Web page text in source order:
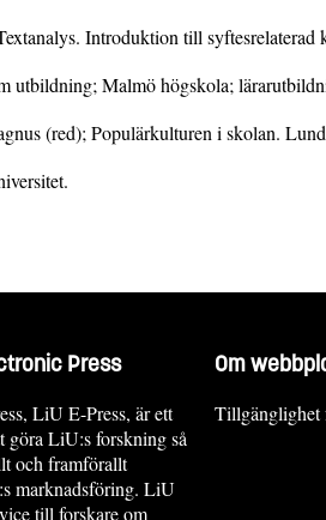
Introduktion till
utbildning; Malmö högskola;
(red); Populärkulturen i skolan.
Press
LiU E-Press, är ett
göra LiU:s forskning så
och framförallt
marknadsföring. LiU
till forskare om
Om
Tillgänglighet